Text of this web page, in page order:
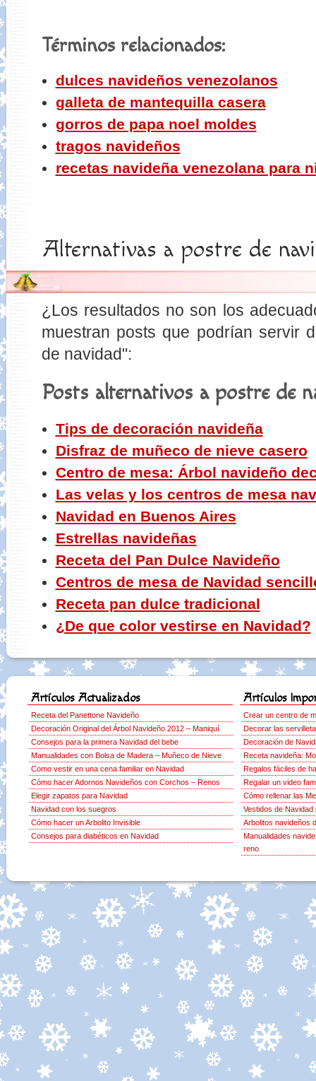
Términos relacionados:
dulces navideños venezolanos
galleta de mantequilla casera
gorros de papa noel moldes
tragos navideños
recetas navideña venezolana para
Alternativas a postre de
¿Los resultados no son los
muestran posts que podrían servir
de navidad":
Posts alternativos a postre de
Tips de decoración navideña
Disfraz de muñeco de nieve casero
Centro de mesa: Árbol navideño
Las velas y los centros de mesa
Navidad en Buenos Aires
Estrellas navideñas
Receta del Pan Dulce Navideño
Centros de mesa de Navidad
Receta pan dulce tradicional
¿De que color vestirse en Navidad?
Artículos Actualizados
Receta del Panettone Navideño
Decoración Original del Árbol Navideño 2012 – Maniquí
Consejos para la primera Navidad del bebe
Manualidades con Bolsa de Madera – Muñeco de Nieve
Como vestir en una cena familiar en Navidad
Cómo hacer Adornos Navideños con Corchos – Renos
Elegir zapatos para Navidad
Navidad con los suegros
Cómo hacer un Arbolito Invisible
Consejos para diabéticos en Navidad
Artículos
Crear un centro de
Decorar las
Decoración de
Receta navideña:
Regalos fáciles de
Regalar un video
Cómo rellenar las
Vestidos de Navidad
Arbolitos navideños
Manualidades
reno